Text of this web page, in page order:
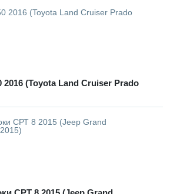
2016 (Toyota Land Cruiser Prado